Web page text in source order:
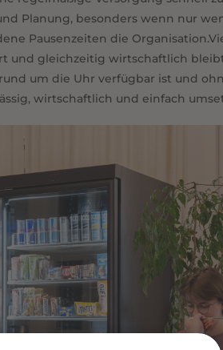
Planung, besonders wenn nur
Pausenzeiten die
und gleichzeitig wirtschaftlich
um die Uhr verfügbar ist und
wirtschaftlich und einfach